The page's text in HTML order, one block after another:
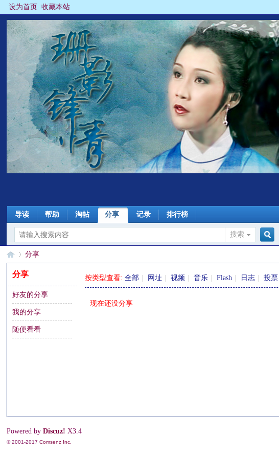
设为首页 收藏本站
导读 帮助 淘帖 分享 记录 排行榜
搜索
›
分享
分享
好友的分享
我的分享
随便看看
按类型查看:全部 网址 视频 音乐 Flash 日志 投票
现在还没分享
Powered byDiscuz! X3.4
© 2001-2017Comsenz Inc.